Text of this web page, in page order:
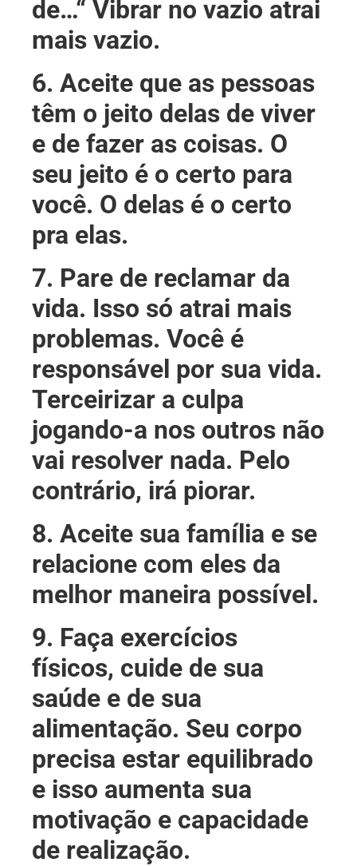
de…“ Vibrar no vazio atrai
mais vazio.
6. Aceite que as pessoas
têm o jeito delas de viver
e de fazer as coisas. O
seu jeito é o certo para
você. O delas é o certo
pra elas.
7. Pare de reclamar da
vida. Isso só atrai mais
problemas. Você é
responsável por sua vida.
Terceirizar a culpa
jogando-a nos outros não
vai resolver nada. Pelo
contrário, irá piorar.
8. Aceite sua família e se
relacione com eles da
melhor maneira possível.
9. Faça exercícios
físicos, cuide de sua
saúde e de sua
alimentação. Seu corpo
precisa estar equilibrado
e isso aumenta sua
motivação e capacidade
de realização.